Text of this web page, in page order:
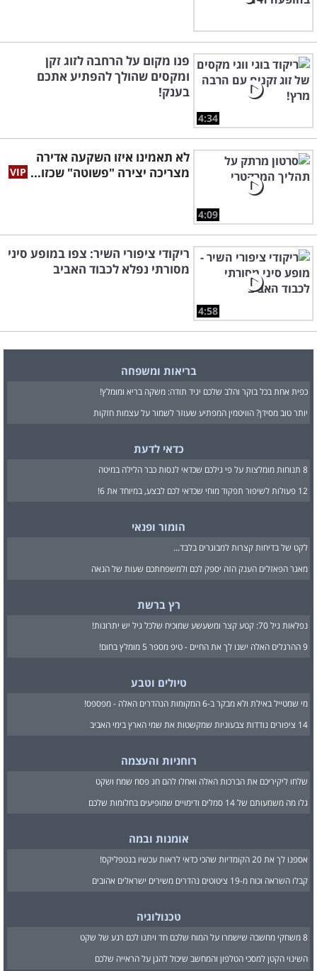
4:34
פנו מקום על הרחבה לזוג זקן
ומקסים שהולך להפתיע אתכם
בענק!
4:09
לא תאמינו איזו השקעה אדירה
מצריכה יצירה "פשוטה" שכזו...
4:58
ריקודי ציפורי השיר: צפו במופע סיני
מסורתי נפלא לכבוד האביב
בריאות ומשפחה
כפית אחת בכל בוקר והלב שלכם יגיד תודה: משקה בריא ומומלץ!
יותר טוב מסידן? הוויטמין המפתיע שעוזר לשמור על עצמות חזקות
כדאי לדעת
8 תנוחות מומלצות על פי גילכם שכדאי לנסות כבר הלילה במיטה
12 פעולות לשיפור תפקוד מוחי שכדאי לכם לבצע, במיוחד את 6!
הומור ופנאי
לקט של בדיחות קצרות למבוגרים בלבד...
מאגר הפאזלים הענק הזה יספק לכם ולמשפחתכם שעות של הנאה
רץ ברשת
נפלאות גיל 70: קטע קצר ומשעשע שמוכיח שלכל גיל יש יתרונות!
9 ההרגלים האלה ישנו לך את החיים - טיפ מספר 5 מומלץ בחום!
טיולים וטבע
מי שמטייל באילת ולא מבקר ב-6 המקומות הנהדרים האלה - מפספס!
14 ציפורים נודדות צבעוניות שמקשטות את שמי הארץ בימי האביב
רוחניות והעצמה
שלחו ליקיריכם את הברכות האלה ואחלו להם חג פסח שמח ושקט
גלו מה משמעותם של 14 סמלים ודימויים שמופיעים בחלומות שלכם
אומנות ובמה
אספנו לך את 20 הקומדיות שהכי כדאי לראות עכשיו בנטפליקס!
קבלו השראה וכוח מ-19 ציטוטים נהדרים משירים ישראלים אהובים
טכנולוגיה
8 משחקי מחשבה שישמרו על המוח שלכם חד ויתנו לכם רגע של שקט
השינוי הקטן למסכי הטלפון והמחשב שיכול להגן על הראייה שלכם